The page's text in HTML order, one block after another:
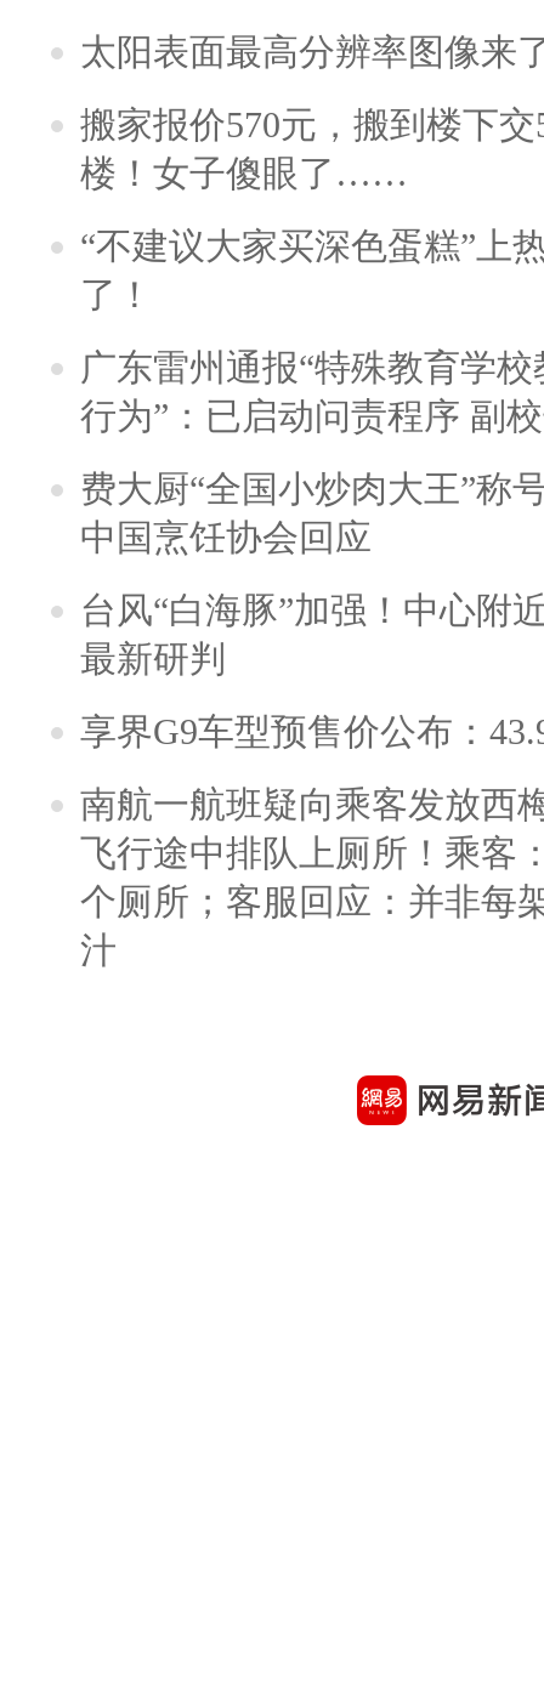
太阳表面最高分辨率图像来
搬家报价570元，搬到楼下
楼！女子傻眼了……
“不建议大家买深色蛋糕”上
了！
广东雷州通报“特殊教育学
行为”：已启动问责程序 副
费大厨“全国小炒肉大王”称
中国烹饪协会回应
台风“白海豚”加强！中心附
最新研判
享界G9车型预售价公布：
南航一航班疑向乘客发放西
飞行途中排队上厕所！乘客
个厕所；客服回应：并非每
汁